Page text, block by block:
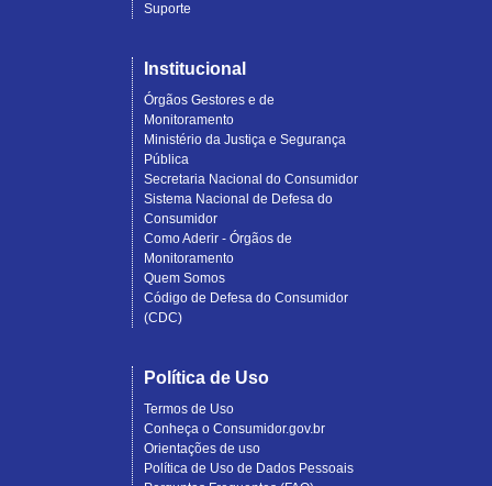
Suporte
Institucional
Órgãos Gestores e de
Monitoramento
Ministério da Justiça e Segurança
Pública
Secretaria Nacional do Consumidor
Sistema Nacional de Defesa do
Consumidor
Como Aderir - Órgãos de
Monitoramento
Quem Somos
Código de Defesa do Consumidor
(CDC)
Política de Uso
Termos de Uso
Conheça o Consumidor.gov.br
Orientações de uso
Política de Uso de Dados Pessoais